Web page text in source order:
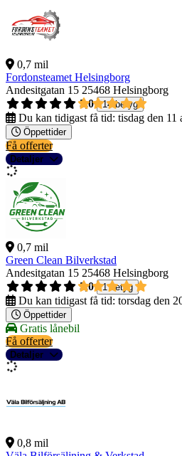
0,7 mil
Fordonsteamet Helsingborg
Andesitgatan 15 25468 Helsingborg
5,0
14 betyg
Du kan tidigast få tid: tisdag den 11
Öppettider
Få offerter
Detaljer
0,7 mil
Green Clean Bilverkstad
Andesitgatan 15 25468 Helsingborg
5,0
1 betyg
Du kan tidigast få tid: torsdag den
Öppettider
Gratis lånebil
Få offerter
Detaljer
0,8 mil